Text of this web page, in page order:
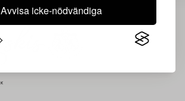
Avvisa icke-nödvändiga